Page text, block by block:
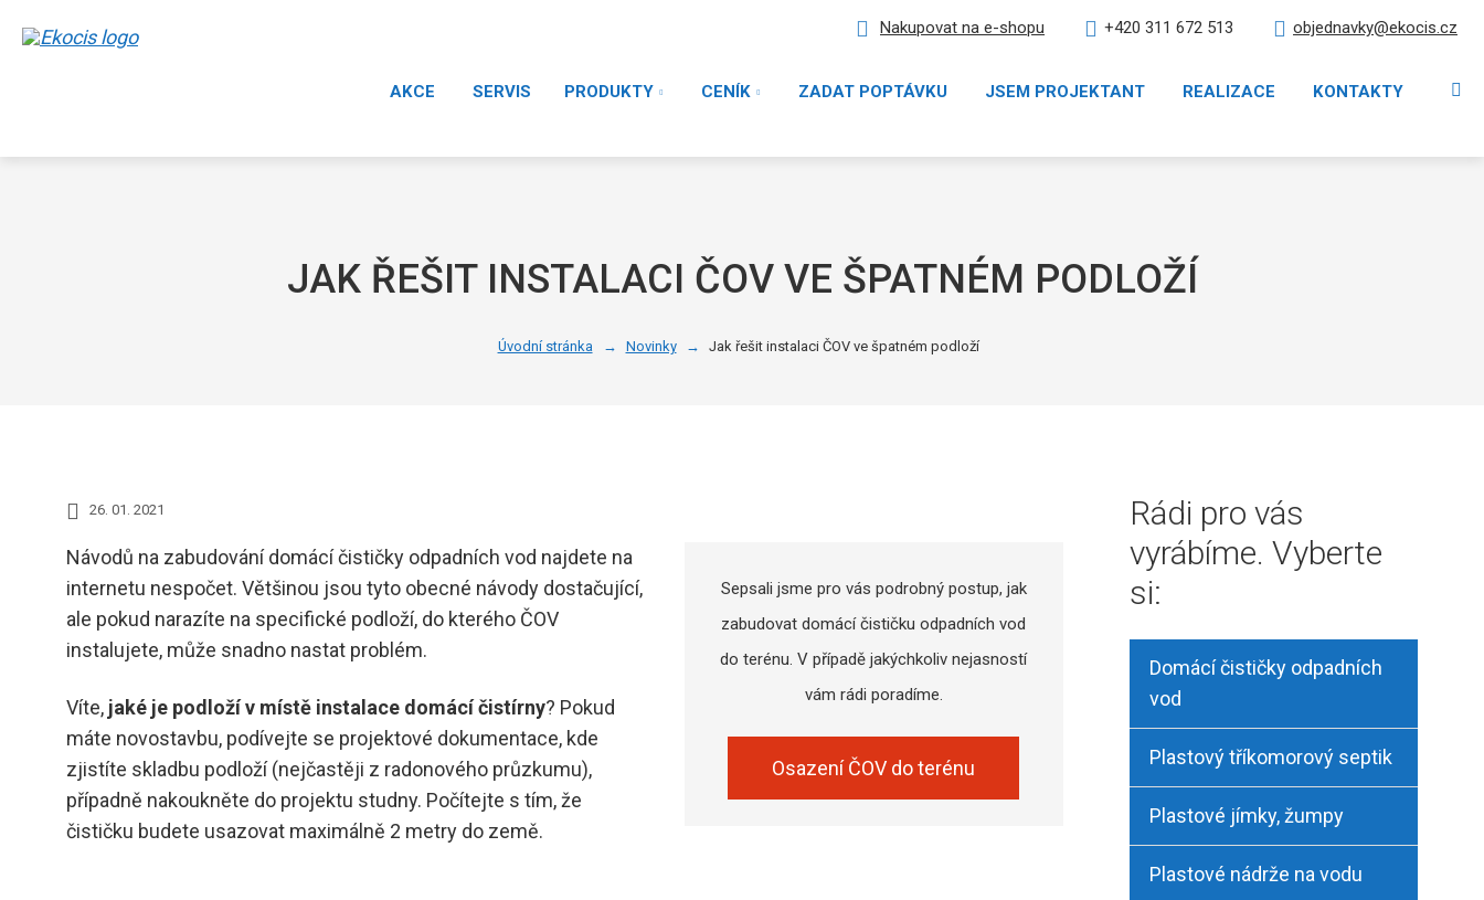
Nakupovat na e-shopu +420 311 672 513 objednavky@ekocis.cz
AKCE SERVIS PRODUKTY CENÍK ZADAT POPTÁVKU JSEM PROJEKTANT REALIZACE KONTAKTY
JAK ŘEŠIT INSTALACI ČOV VE ŠPATNÉM PODLOŽÍ
Úvodní stránka Novinky Jak řešit instalaci ČOV ve špatném podloží
26. 01. 2021
Návodů na zabudování domácí čističky odpadních vod najdete na
internetu nespočet. Většinou jsou tyto obecné návody dostačující,
ale pokud narazíte na specifické podloží, do kterého ČOV
instalujete, může snadno nastat problém.
Víte, jaké je podloží v místě instalace domácí čistírny? Pokud
máte novostavbu, podívejte se projektové dokumentace, kde
zjistíte skladbu podloží (nejčastěji z radonového průzkumu),
případně nakoukněte do projektu studny. Počítejte s tím, že
čističku budete usazovat maximálně 2 metry do země.
Sepsali jsme pro vás podrobný postup, jak
zabudovat domácí čističku odpadních vod
do terénu. V případě jakýchkoliv nejasností
vám rádi poradíme.
Osazení ČOV do terénu
Rádi pro vás
vyrábíme. Vyberte
si:
Domácí čističky odpadních
vod
Plastový tříkomorový septik
Plastové jímky, žumpy
Plastové nádrže na vodu